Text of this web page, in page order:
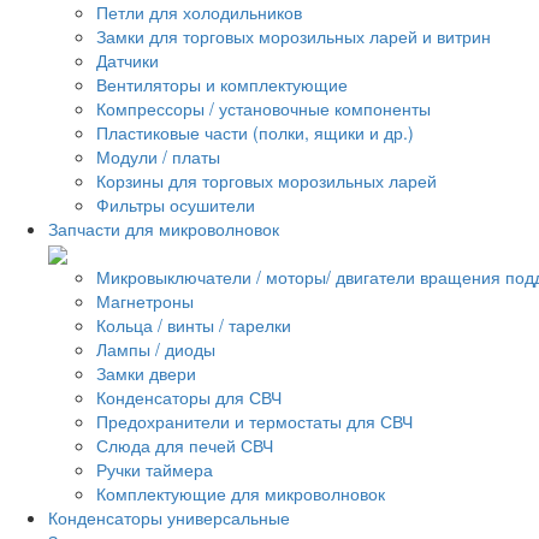
Петли для холодильников
Замки для торговых морозильных ларей и витрин
Датчики
Вентиляторы и комплектующие
Компрессоры / установочные компоненты
Пластиковые части (полки, ящики и др.)
Модули / платы
Корзины для торговых морозильных ларей
Фильтры осушители
Запчасти для микроволновок
Микровыключатели / моторы/ двигатели вращения
Магнетроны
Кольца / винты / тарелки
Лампы / диоды
Замки двери
Конденсаторы для СВЧ
Предохранители и термостаты для СВЧ
Слюда для печей СВЧ
Ручки таймера
Комплектующие для микроволновок
Конденсаторы универсальные